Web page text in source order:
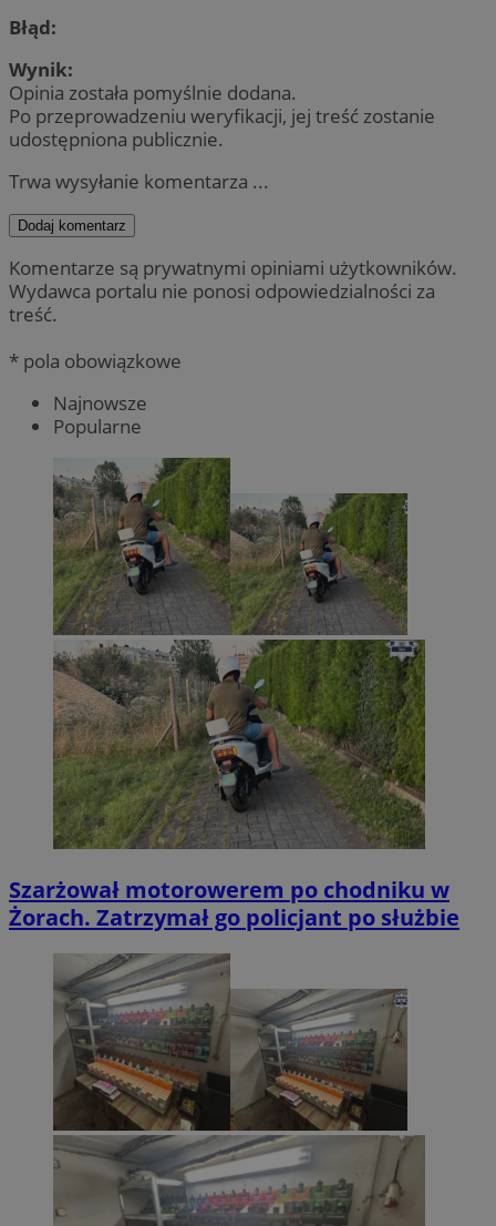
Błąd:
Wynik:
Opinia została pomyślnie dodana.
Po przeprowadzeniu weryfikacji, jej treść zostanie
udostępniona publicznie.
Trwa wysyłanie komentarza ...
Dodaj komentarz
Komentarze są prywatnymi opiniami użytkowników.
Wydawca portalu nie ponosi odpowiedzialności za
treść.
* pola obowiązkowe
Najnowsze
Popularne
Szarżował motorowerem po chodniku w
Żorach. Zatrzymał go policjant po służbie